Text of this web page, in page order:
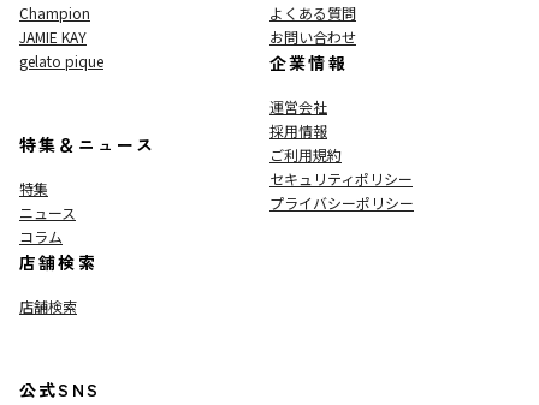
Champion
JAMIE KAY
gelato pique
特集＆ニュース
特集
ニュース
コラム
店舗検索
店舗検索
よくある質問
お問い合わせ
企業情報
運営会社
採用情報
ご利用規約
セキュリティポリシー
プライバシーポリシー
公式SNS